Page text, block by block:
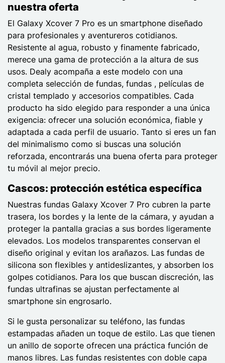
nuestra oferta
El Galaxy Xcover 7 Pro es un smartphone diseñado
para profesionales y aventureros cotidianos.
Resistente al agua, robusto y finamente fabricado,
merece una gama de protección a la altura de sus
usos. Dealy acompaña a este modelo con una
completa selección de fundas, fundas , películas de
cristal templado y accesorios compatibles. Cada
producto ha sido elegido para responder a una única
exigencia: ofrecer una solución económica, fiable y
adaptada a cada perfil de usuario. Tanto si eres un fan
del minimalismo como si buscas una solución
reforzada, encontrarás una buena oferta para proteger
tu móvil al mejor precio.
Cascos: protección estética específica
Nuestras fundas Galaxy Xcover 7 Pro cubren la parte
trasera, los bordes y la lente de la cámara, y ayudan a
proteger la pantalla gracias a sus bordes ligeramente
elevados. Los modelos transparentes conservan el
diseño original y evitan los arañazos. Las fundas de
silicona son flexibles y antideslizantes, y absorben los
golpes cotidianos. Para los que buscan discreción, las
fundas ultrafinas se ajustan perfectamente al
smartphone sin engrosarlo.
Si le gusta personalizar su teléfono, las fundas
estampadas añaden un toque de estilo. Las que tienen
un anillo de soporte ofrecen una práctica función de
manos libres. Las fundas resistentes con doble capa